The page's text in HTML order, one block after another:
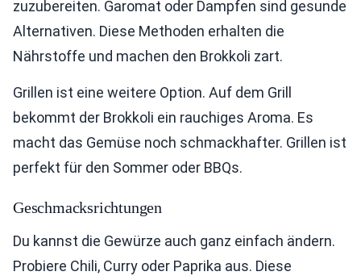
zuzubereiten. Garomat oder Dampfen sind gesunde
Alternativen. Diese Methoden erhalten die
Nährstoffe und machen den Brokkoli zart.
Grillen ist eine weitere Option. Auf dem Grill
bekommt der Brokkoli ein rauchiges Aroma. Es
macht das Gemüse noch schmackhafter. Grillen ist
perfekt für den Sommer oder BBQs.
Geschmacksrichtungen
Du kannst die Gewürze auch ganz einfach ändern.
Probiere Chili, Curry oder Paprika aus. Diese